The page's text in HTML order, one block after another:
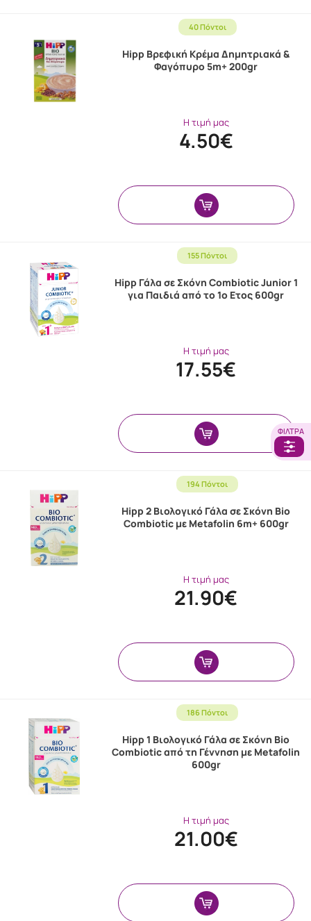
ΦΊΛΤΡΑ
40 Πόντοι
Hipp Βρεφική Κρέμα Δημητριακά &
Φαγόπυρο 5m+ 200gr
Η τιμή μας
4.50€
155 Πόντοι
Hipp Γάλα σε Σκόνη Combiotic Junior 1
για Παιδιά από το 1ο Ετος 600gr
Η τιμή μας
17.55€
194 Πόντοι
Hipp 2 Βιολογικό Γάλα σε Σκόνη Bio
Combiotic με Metafolin 6m+ 600gr
Η τιμή μας
21.90€
186 Πόντοι
Hipp 1 Βιολογικό Γάλα σε Σκόνη Bio
Combiotic από τη Γέννηση με Metafolin
600gr
Η τιμή μας
21.00€